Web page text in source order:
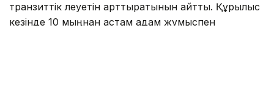
транзиттік әлеуетін арттыратынын айтты. Құрылыс
кезінде 10 мыңнан астам адам жұмыспен